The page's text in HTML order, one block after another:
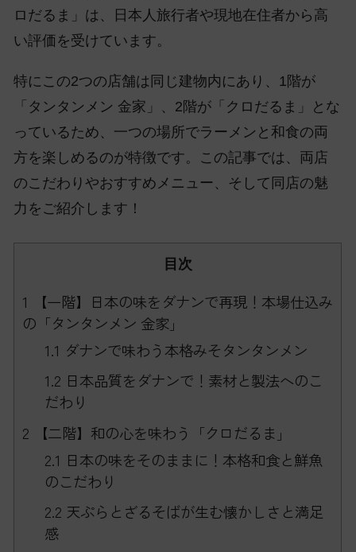
ロだるま」は、日本人旅行者や現地在住者から高
い評価を受けています。
特にこの2つの店舗は同じ建物内にあり、1階が
「タンタンメン 金家」、2階が「クロだるま」とな
っているため、一つの場所でラーメンと和食の両
方を楽しめるのが特徴です。この記事では、両店
のこだわりやおすすめメニュー、そして同店の魅
力をご紹介します！
目次
1
【一階】日本の味をダナンで再現！本場仕込み
の「タンタンメン 金家」
1.1 ダナンで味わう本格みそタンタンメン
1.2 日本品質をダナンで！素材と製法へのこ
だわり
2 【二階】和の心を味わう「クロだるま」
2.1 日本の味をそのままに！本格和食と鮮魚
のこだわり
2.2 天ぷらとざるそばが生む懐かしさと満足
感